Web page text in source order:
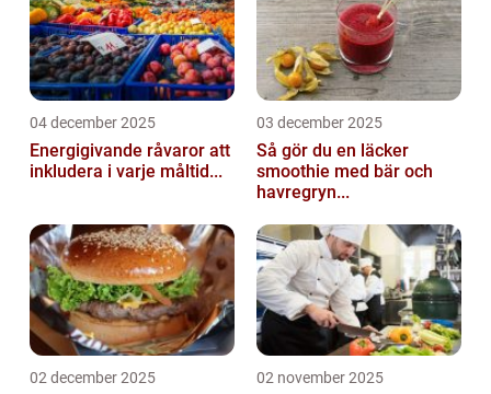
04 december 2025
Energigivande råvaror att
inkludera i varje måltid...
03 december 2025
Så gör du en läcker
smoothie med bär och
havregryn...
02 december 2025 02 november 2025